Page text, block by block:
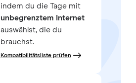
indem du die Tage mit
unbegrenztem Internet
auswählst, die du
brauchst.
Kompatibilitätsliste prüfen